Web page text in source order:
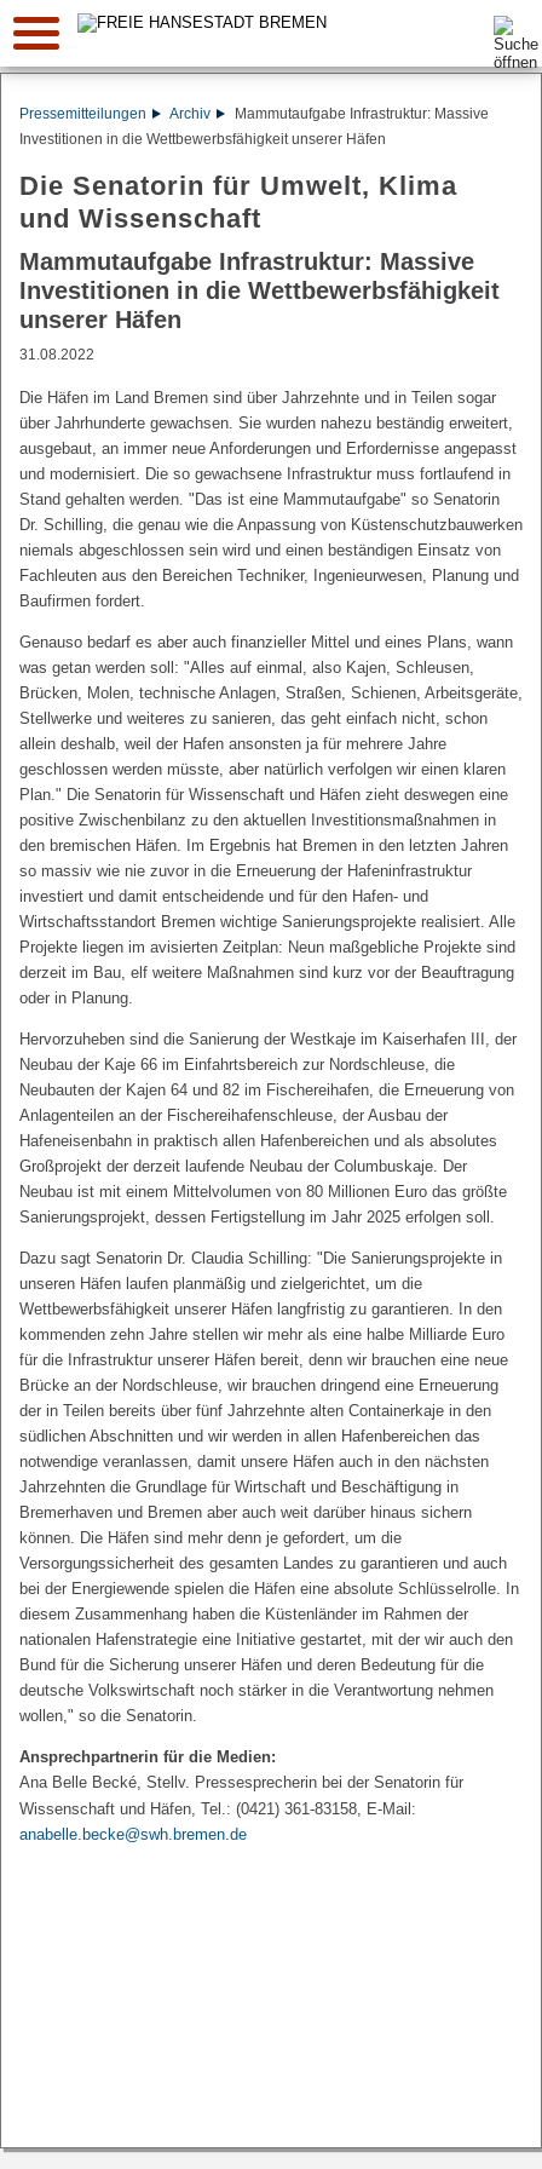
Suche:
Pressemitteilungen Archiv
Mammutaufgabe Infrastruktur: Massive
Investitionen in die Wettbewerbsfähigkeit unserer Häfen
Die Senatorin für Umwelt, Klima
und Wissenschaft
Mammutaufgabe Infrastruktur: Massive
Investitionen in die Wettbewerbsfähigkeit
unserer Häfen
31.08.2022
Die Häfen im Land Bremen sind über Jahrzehnte und in Teilen sogar
über Jahrhunderte gewachsen. Sie wurden nahezu beständig erweitert,
ausgebaut, an immer neue Anforderungen und Erfordernisse angepasst
und modernisiert. Die so gewachsene Infrastruktur muss fortlaufend in
Stand gehalten werden. "Das ist eine Mammutaufgabe" so Senatorin
Dr. Schilling, die genau wie die Anpassung von Küstenschutzbauwerken
niemals abgeschlossen sein wird und einen beständigen Einsatz von
Fachleuten aus den Bereichen Techniker, Ingenieurwesen, Planung und
Baufirmen fordert.
Genauso bedarf es aber auch finanzieller Mittel und eines Plans, wann
was getan werden soll: "Alles auf einmal, also Kajen, Schleusen,
Brücken, Molen, technische Anlagen, Straßen, Schienen, Arbeitsgeräte,
Stellwerke und weiteres zu sanieren, das geht einfach nicht, schon
allein deshalb, weil der Hafen ansonsten ja für mehrere Jahre
geschlossen werden müsste, aber natürlich verfolgen wir einen klaren
Plan." Die Senatorin für Wissenschaft und Häfen zieht deswegen eine
positive Zwischenbilanz zu den aktuellen Investitionsmaßnahmen in
den bremischen Häfen. Im Ergebnis hat Bremen in den letzten Jahren
so massiv wie nie zuvor in die Erneuerung der Hafeninfrastruktur
investiert und damit entscheidende und für den Hafen- und
Wirtschaftsstandort Bremen wichtige Sanierungsprojekte realisiert. Alle
Projekte liegen im avisierten Zeitplan: Neun maßgebliche Projekte sind
derzeit im Bau, elf weitere Maßnahmen sind kurz vor der Beauftragung
oder in Planung.
Hervorzuheben sind die Sanierung der Westkaje im Kaiserhafen III, der
Neubau der Kaje 66 im Einfahrtsbereich zur Nordschleuse, die
Neubauten der Kajen 64 und 82 im Fischereihafen, die Erneuerung von
Anlagenteilen an der Fischereihafenschleuse, der Ausbau der
Hafeneisenbahn in praktisch allen Hafenbereichen und als absolutes
Großprojekt der derzeit laufende Neubau der Columbuskaje. Der
Neubau ist mit einem Mittelvolumen von 80 Millionen Euro das größte
Sanierungsprojekt, dessen Fertigstellung im Jahr 2025 erfolgen soll.
Dazu sagt Senatorin Dr. Claudia Schilling: "Die Sanierungsprojekte in
unseren Häfen laufen planmäßig und zielgerichtet, um die
Wettbewerbsfähigkeit unserer Häfen langfristig zu garantieren. In den
kommenden zehn Jahre stellen wir mehr als eine halbe Milliarde Euro
für die Infrastruktur unserer Häfen bereit, denn wir brauchen eine neue
Brücke an der Nordschleuse, wir brauchen dringend eine Erneuerung
der in Teilen bereits über fünf Jahrzehnte alten Containerkaje in den
südlichen Abschnitten und wir werden in allen Hafenbereichen das
notwendige veranlassen, damit unsere Häfen auch in den nächsten
Jahrzehnten die Grundlage für Wirtschaft und Beschäftigung in
Bremerhaven und Bremen aber auch weit darüber hinaus sichern
können. Die Häfen sind mehr denn je gefordert, um die
Versorgungssicherheit des gesamten Landes zu garantieren und auch
bei der Energiewende spielen die Häfen eine absolute Schlüsselrolle. In
diesem Zusammenhang haben die Küstenländer im Rahmen der
nationalen Hafenstrategie eine Initiative gestartet, mit der wir auch den
Bund für die Sicherung unserer Häfen und deren Bedeutung für die
deutsche Volkswirtschaft noch stärker in die Verantwortung nehmen
wollen," so die Senatorin.
Ansprechpartnerin für die Medien:
Ana Belle Becké, Stellv. Pressesprecherin bei der Senatorin für
Wissenschaft und Häfen, Tel.: (0421) 361-83158, E-Mail:
anabelle.becke@swh.bremen.de